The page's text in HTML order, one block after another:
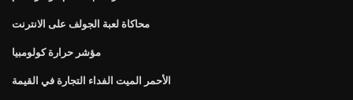
محاكاة لعبة الجولف على الانترنت
مؤشر حرارة كولومبيا
الأحمر الميت الفداء التجارة في القيمة